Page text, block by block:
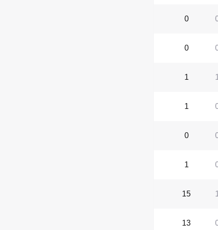
0
0
1
1
1
0
1
1
15
13